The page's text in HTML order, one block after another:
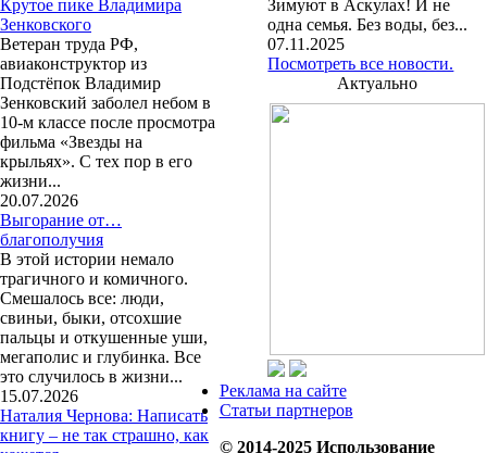
Крутое пике Владимира
Зенковского
Ветеран труда РФ,
авиаконструктор из
Подстёпок Владимир
Зенковский заболел небом в
10-м классе после просмотра
фильма «Звезды на
крыльях». С тех пор в его
жизни...
20.07.2026
Выгорание от…
благополучия
В этой истории немало
трагичного и комичного.
Смешалось все: люди,
свиньи, быки, отсохшие
пальцы и откушенные уши,
мегаполис и глубинка. Все
это случилось в жизни...
15.07.2026
Наталия Чернова: Написать
книгу – не так страшно, как
Зимуют в Аскулах! И не
одна семья. Без воды, без...
07.11.2025
Посмотреть все новости.
Актуально
Реклама на сайте
Статьи партнеров
© 2014-2025 Использование